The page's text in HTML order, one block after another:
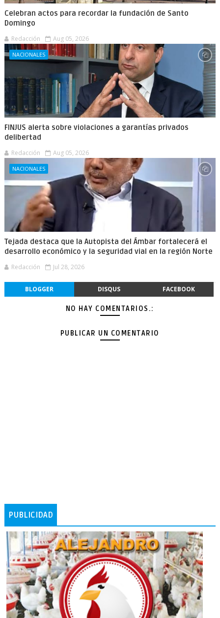
Celebran actos para recordar la fundación de Santo
Domingo
Redacción Aug 05, 2026
NACIONALES
FINJUS alerta sobre violaciones a garantías privados
delibertad
Redacción Aug 05, 2026
NACIONALES
Tejada destaca que la Autopista del Ámbar fortalecerá el
desarrollo económico y la seguridad vial en la región Norte
Redacción Jul 28, 2026
BLOGGER DISQUS FACEBOOK
NO HAY COMENTARIOS.:
PUBLICAR UN COMENTARIO
PUBLICIDAD